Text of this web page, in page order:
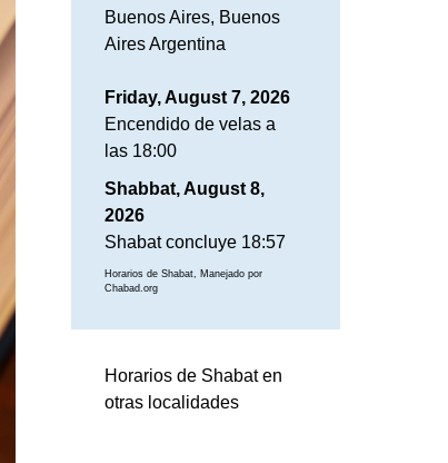
Buenos Aires, Buenos
Aires Argentina
Friday, August 7, 2026
Encendido de velas a
las 18:00
Shabbat, August 8,
2026
Shabat concluye 18:57
Horarios de Shabat, Manejado por
Chabad.org
Horarios de Shabat en
otras localidades